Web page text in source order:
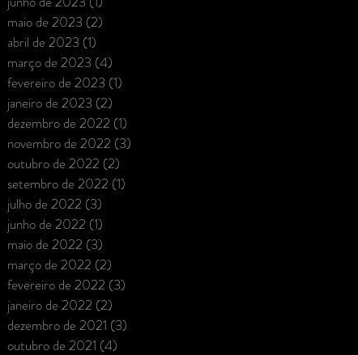
maio de 2023 (2)
abril de 2023 (1)
março de 2023 (4)
fevereiro de 2023 (1)
janeiro de 2023 (2)
dezembro de 2022 (1)
novembro de 2022 (3)
outubro de 2022 (2)
setembro de 2022 (1)
julho de 2022 (3)
junho de 2022 (1)
maio de 2022 (3)
março de 2022 (2)
fevereiro de 2022 (3)
janeiro de 2022 (2)
dezembro de 2021 (3)
outubro de 2021 (4)